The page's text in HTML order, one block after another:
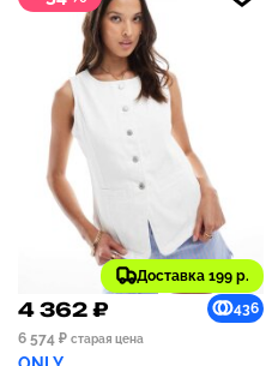
Доставка 199 р.
4 362 ₽
436
6 574 ₽ старая цена